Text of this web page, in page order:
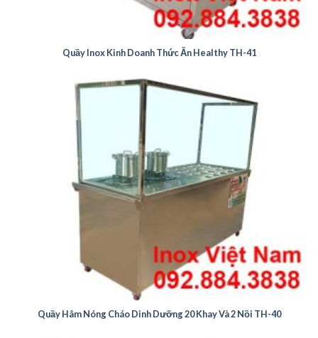
Quầy Inox Kinh Doanh Thức Ăn Healthy TH-41
Quầy Hâm Nóng Cháo Dinh Dưỡng 20 Khay Và 2 Nồi TH-40